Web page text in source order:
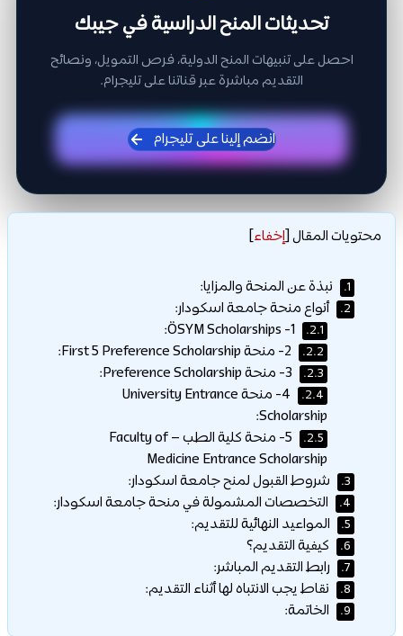
تحديثات المنح الدراسية في جيبك
احصل على تنبيهات المنح الدولية، فرص التمويل، ونصائح
التقديم مباشرة عبر قناتنا على تليجرام.
انضم إلينا على تليجرام
محتويات المقال[إخفاء]
1. نبذة عن المنحة والمزايا:
2. أنواع منحة جامعة اسكودار:
2.1.
2.2.
2.3.
2.4.
4- منحة University Entrance
Scholarship:
2.5.
5- منحة كلية الطب – Faculty of
Medicine Entrance Scholarship
3. شروط القبول لمنح جامعة اسكودار:
4. التخصصات المشمولة في منحة جامعة اسكودار:
5. المواعيد النهائية للتقديم:
6. كيفية التقديم؟
7. رابط التقديم المباشر:
8. نقاط يجب الانتباه لها أثناء التقديم:
9. الخاتمة: